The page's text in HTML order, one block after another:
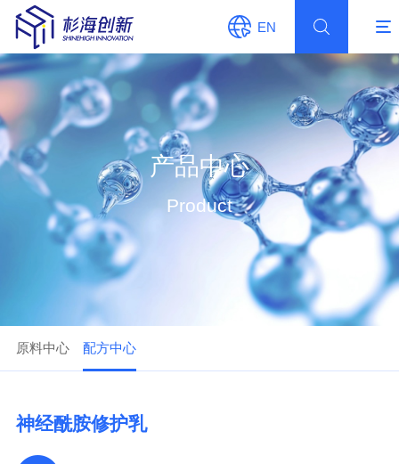
EN
产品中心
Product
原料中心 配方中心
神经酰胺修护乳